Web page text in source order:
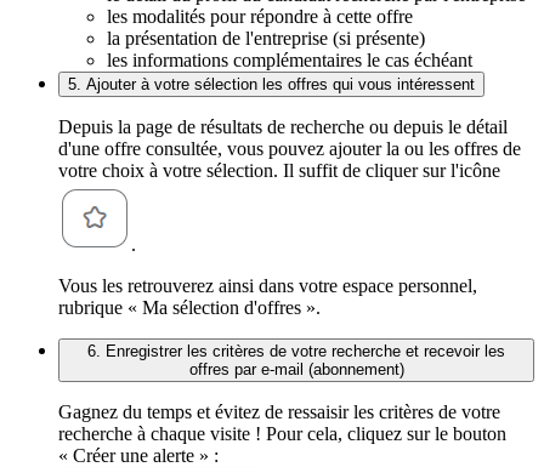
les modalités pour répondre à cette offre
la présentation de l'entreprise (si présente)
les informations complémentaires le cas échéant
5. Ajouter à votre sélection les offres qui vous intéressent
Depuis la page de résultats de recherche ou depuis le détail
d'une offre consultée, vous pouvez ajouter la ou les offres de
votre choix à votre sélection. Il suffit de cliquer sur l'icône
.
Vous les retrouverez ainsi dans votre espace personnel,
rubrique « Ma sélection d'offres ».
6. Enregistrer les critères de votre recherche et recevoir les
offres par e-mail (abonnement)
Gagnez du temps et évitez de ressaisir les critères de votre
recherche à chaque visite ! Pour cela, cliquez sur le bouton
« Créer une alerte » :